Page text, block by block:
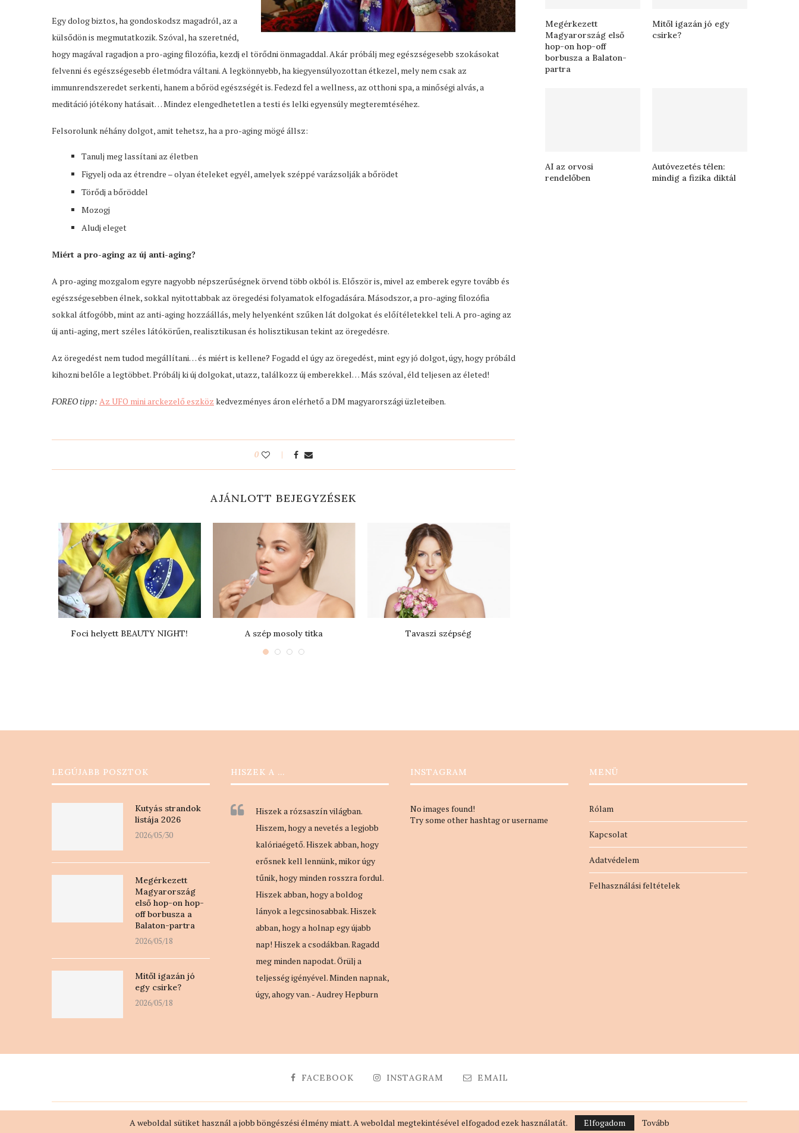
Egy dolog biztos, ha gondoskodsz magadról, az a
külsődön is megmutatkozik. Szóval, ha szeretnéd,
hogy magával ragadjon a pro-aging filozófia, kezdj el törődni önmagaddal. Akár próbálj meg egészségesebb szokásokat
felvenni és egészségesebb életmódra váltani. A legkönnyebb, ha kiegyensúlyozottan étkezel, mely nem csak az
immunrendszeredet serkenti, hanem a bőröd egészségét is. Fedezd fel a wellness, az otthoni spa, a minőségi alvás, a
meditáció jótékony hatásait… Mindez elengedhetetlen a testi és lelki egyensúly megteremtéséhez.
Felsorolunk néhány dolgot, amit tehetsz, ha a pro-aging mögé állsz:
Tanulj meg lassítani az életben
Figyelj oda az étrendre – olyan ételeket egyél, amelyek széppé varázsolják a bőrödet
Törődj a bőröddel
Mozogj
Aludj eleget
Miért a pro-aging az új anti-aging?
A pro-aging mozgalom egyre nagyobb népszerűségnek örvend több okból is. Először is, mivel az emberek egyre tovább és
egészségesebben élnek, sokkal nyitottabbak az öregedési folyamatok elfogadására. Másodszor, a pro-aging filozófia
sokkal átfogóbb, mint az anti-aging hozzáállás, mely helyenként szűken lát dolgokat és előítéletekkel teli. A pro-aging az
új anti-aging, mert széles látókörűen, realisztikusan és holisztikusan tekint az öregedésre.
Az öregedést nem tudod megállítani… és miért is kellene? Fogadd el úgy az öregedést, mint egy jó dolgot, úgy, hogy próbáld
kihozni belőle a legtöbbet. Próbálj ki új dolgokat, utazz, találkozz új emberekkel… Más szóval, éld teljesen az életed!
FOREO tipp: Az UFO mini arckezelő eszköz kedvezményes áron elérhető a DM magyarországi üzleteiben.
0
AJÁNLOTT BEJEGYZÉSEK
Foci helyett BEAUTY NIGHT! A szép mosoly titka Tavaszi szépség
Megérkezett
Magyarország első
hop-on hop-off
borbusza a Balaton-
partra
Mitől igazán jó egy
csirke?
AI az orvosi
rendelőben
Autóvezetés télen:
mindig a fizika diktál
LEGÚJABB POSZTOK
Kutyás strandok
listája 2026
2026/05/30
Megérkezett
Magyarország
első hop-on hop-
off borbusza a
Balaton-partra
2026/05/18
Mitől igazán jó
egy csirke?
2026/05/18
HISZEK A …
Hiszek a rózsaszín világban.
Hiszem, hogy a nevetés a legjobb
kalóriaégető. Hiszek abban, hogy
erősnek kell lennünk, mikor úgy
tűnik, hogy minden rosszra fordul.
Hiszek abban, hogy a boldog
lányok a legcsinosabbak. Hiszek
abban, hogy a holnap egy újabb
nap! Hiszek a csodákban. Ragadd
meg minden napodat. Örülj a
teljesség igényével. Minden napnak,
úgy, ahogy van. - Audrey Hepburn
INSTAGRAM
No images found!
Try some other hashtag or username
MENÜ
Rólam
Kapcsolat
Adatvédelem
Felhasználási feltételek
FACEBOOK INSTAGRAM EMAIL
@2018 - MindennapiNő. All Right Reserved. Designed by evaszlfk
A weboldal sütiket használ a jobb böngészési élmény miatt. A weboldal megtekintésével elfogadod ezek használatát. Elfogadom Tovább